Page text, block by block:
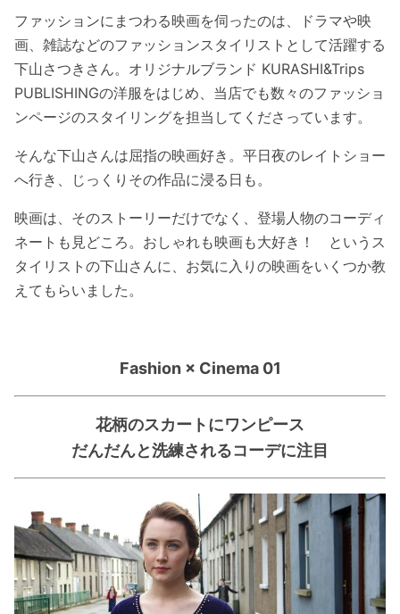
ファッションにまつわる映画を伺ったのは、ドラマや映
画、雑誌などのファッションスタイリストとして活躍する
下山さつきさん。オリジナルブランド KURASHI&Trips
PUBLISHINGの洋服をはじめ、当店でも数々のファッショ
ンページのスタイリングを担当してくださっています。
そんな下山さんは屈指の映画好き。平日夜のレイトショー
へ行き、じっくりその作品に浸る日も。
映画は、そのストーリーだけでなく、登場人物のコーディ
ネートも見どころ。おしゃれも映画も大好き！ というス
タイリストの下山さんに、お気に入りの映画をいくつか教
えてもらいました。
Fashion × Cinema 01
花柄のスカートにワンピース
だんだんと洗練されるコーデに注目